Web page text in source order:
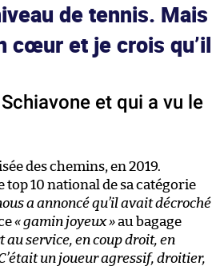
de tennis. Mais
cœur et je crois qu’il
et qui a vu le
des chemins, en 2019.
top 10 national de sa catégorie
a annoncé qu’il avait décroché
« gamin joyeux »au bagage
au service, en coup droit, en
un joueur agressif, droitier,